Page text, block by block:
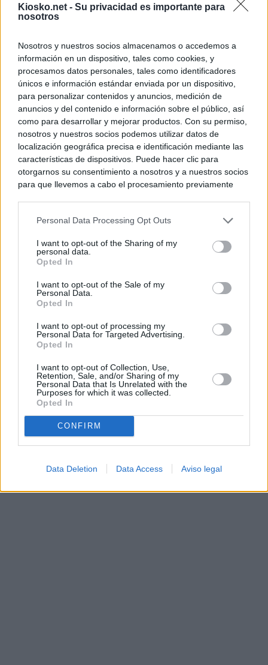
Kiosko.net - Su privacidad es importante para
nosotros
Nosotros y nuestros socios almacenamos o accedemos a
información en un dispositivo, tales como cookies, y
procesamos datos personales, tales como identificadores
únicos e información estándar enviada por un dispositivo,
para personalizar contenidos y anuncios, medición de
anuncios y del contenido e información sobre el público, así
como para desarrollar y mejorar productos. Con su permiso,
nosotros y nuestros socios podemos utilizar datos de
localización geográfica precisa e identificación mediante las
características de dispositivos. Puede hacer clic para
otorgarnos su consentimiento a nosotros y a nuestros socios
para que llevemos a cabo el procesamiento previamente
negar su consentimiento. Tenga en cuenta que algún
de su consentimiento, pero usted tiene el derecho de
rechazar tal procesamiento. Sus preferencias se aplicarán
cualquier momento entrando de nuevo en este sitio web o
visitando nuestra política de privacidad.
Personal Data Processing Opt Outs
I want to opt-out of the Sharing of my
personal data.
Opted In
I want to opt-out of the Sale of my
Personal Data.
Opted In
I want to opt-out of processing my
Personal Data for Targeted Advertising.
Opted In
I want to opt-out of Collection, Use,
Retention, Sale, and/or Sharing of my
Personal Data that Is Unrelated with the
Purposes for which it was collected.
Opted In
CONFIRM
Data Deletion Data Access Aviso legal